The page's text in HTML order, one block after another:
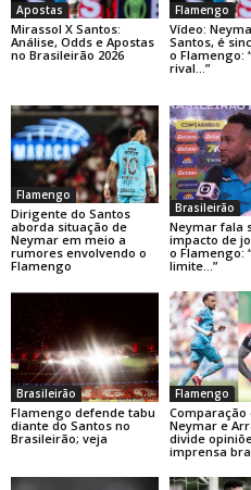
Apostas
Mirassol X Santos:
Análise, Odds e Apostas
no Brasileirão 2026
Flamengo
Vídeo:
Santos, é
o Flamengo:
rival…”
Flamengo
Dirigente do Santos
aborda situação de
Neymar em meio a
rumores envolvendo o
Flamengo
Brasileirão
Neymar fala
impacto de
o Flamengo:
limite…”
Brasileirão
Flamengo defende tabu
diante do Santos no
Brasileirão; veja
Flamengo
Comparação
Neymar e
divide
imprensa